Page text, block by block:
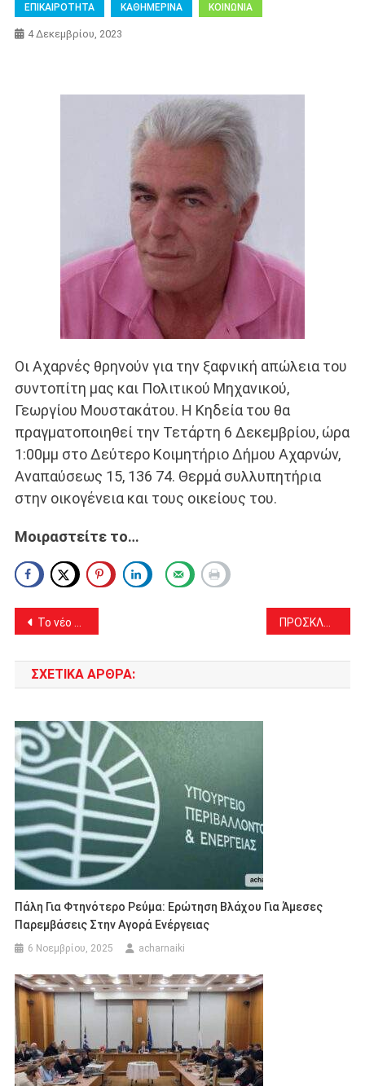
ΕΠΙΚΑΙΡΟΤΗΤΑ ΚΑΘΗΜΕΡΙΝΑ ΚΟΙΝΩΝΙΑ
4 Δεκεμβρίου, 2023
Οι Αχαρνές θρηνούν για την ξαφνική απώλεια του
συντοπίτη μας και Πολιτικού Μηχανικού,
Γεωργίου Μουστακάτου. Η Κηδεία του θα
πραγματοποιηθεί την Τετάρτη 6 Δεκεμβρίου, ώρα
1:00μμ στο Δεύτερο Κοιμητήριο Δήμου Αχαρνών,
Αναπαύσεως 15, 136 74. Θερμά συλλυπητήρια
στην οικογένεια και τους οικείους του.
Μοιραστείτε το…
Πλοήγηση
άρθρων
Το νέο Διοικητικό Συμβούλιο του Συλλόγου Πελοποννησίων Αχαρνών ΘΕΟΔΩΡΟΣ ΚΟΛΟΚΟΤΡΩΝΗΣ
ΣΧΕΤΙΚΆ ΆΡΘΡΑ:
Πάλη Για Φτηνότερο Ρεύμα: Ερώτηση Βλάχου Για Άμεσες
Παρεμβάσεις Στην Αγορά Ενέργειας
6 Νοεμβρίου, 2025 acharnaiki